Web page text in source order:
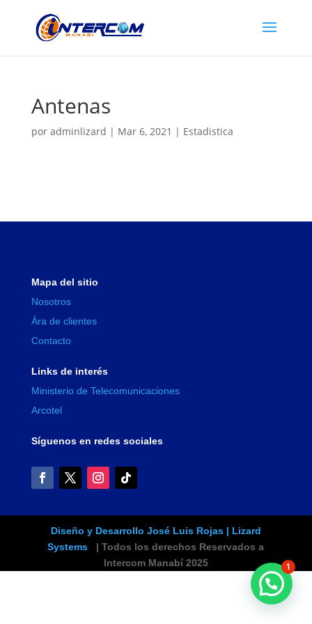
Antenas
por adminlizard | Mar 6, 2021 | Estadistica
Mapa del sitio
Nosotros
Ára de clientes
Contacto
Links de interés
Ministerio de Telecomunicaciones
Arcotel
Síguenos en redes sociales
Diseño y Desarrollo José Luis Rojas | Lizard
Systems | Todos los derechos Reservados a
Intercom Manabí 2025
1